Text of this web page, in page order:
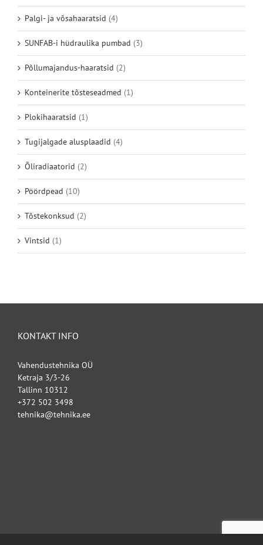
Palgi- ja võsahaaratsid (4)
SUNFAB-i hüdraulika pumbad (3)
Põllumajandus-haaratsid (2)
Konteinerite tõsteseadmed (1)
Plokihaaratsid (1)
Tugijalgade alusplaadid (4)
Õliradiaatorid (2)
Pöördpead (10)
Tõstekonksud (2)
Vintsid (1)
KONTAKT INFO
Vahendustehnika OÜ
Ketraja 3/3-26
Tallinn 10312
+372 502 3498
tehnika@tehnika.ee